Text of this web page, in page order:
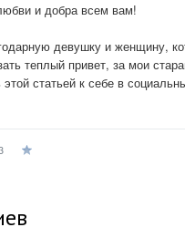
и добра всем вам!
девушку и женщину,
теплый привет, за мои
статьей к себе в